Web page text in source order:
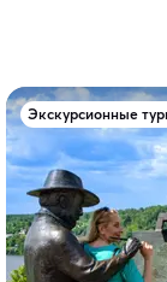
Экскурсионные